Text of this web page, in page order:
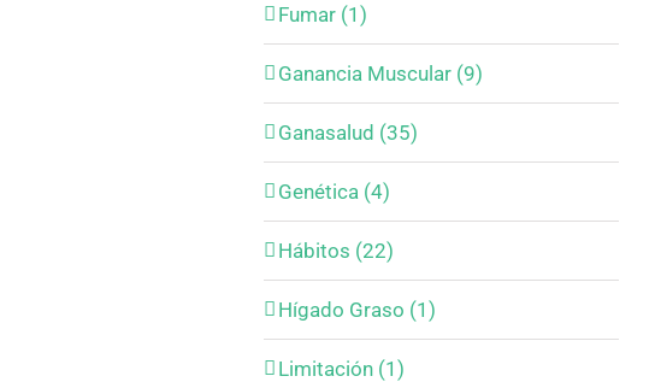
Fumar (1)
Ganancia Muscular (9)
Ganasalud (35)
Genética (4)
Hábitos (22)
Hígado Graso (1)
Limitación (1)